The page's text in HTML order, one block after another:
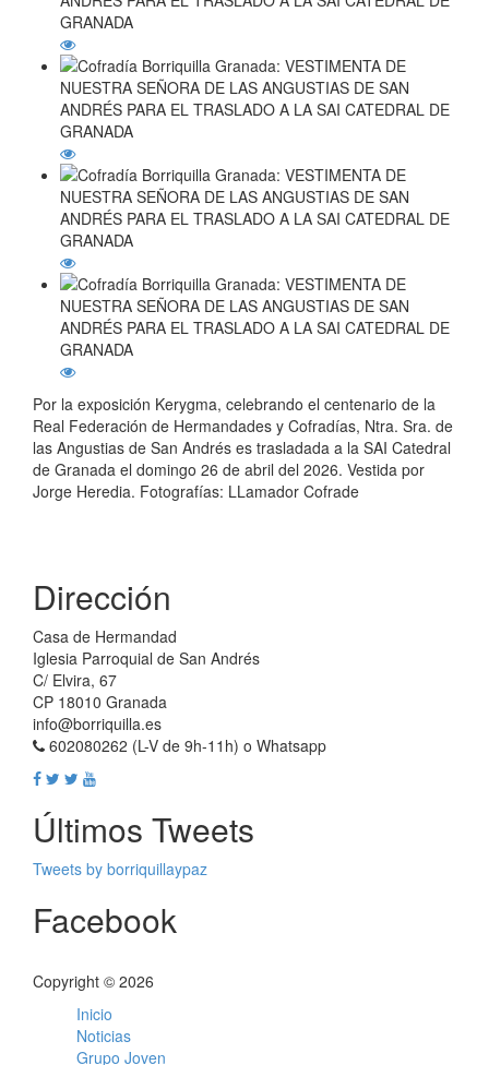
Por la exposición Kerygma, celebrando el centenario de la
Real Federación de Hermandades y Cofradías, Ntra. Sra. de
las Angustias de San Andrés es trasladada a la SAI Catedral
de Granada el domingo 26 de abril del 2026. Vestida por
Jorge Heredia. Fotografías: LLamador Cofrade
Dirección
Casa de Hermandad
Iglesia Parroquial de San Andrés
C/ Elvira, 67
CP 18010 Granada
info@borriquilla.es
602080262 (L-V de 9h-11h) o Whatsapp
Últimos Tweets
Tweets by borriquillaypaz
Facebook
Copyright © 2026
Inicio
Noticias
Grupo Joven